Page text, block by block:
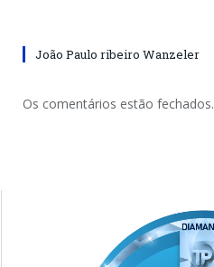
João Paulo ribeiro Wanzeler
Os comentários estão fechados.